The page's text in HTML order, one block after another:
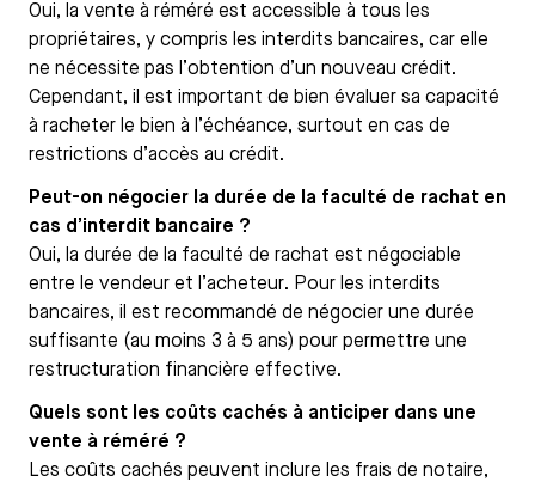
Oui, la vente à réméré est accessible à tous les
propriétaires, y compris les interdits bancaires, car elle
ne nécessite pas l’obtention d’un nouveau crédit.
Cependant, il est important de bien évaluer sa capacité
à racheter le bien à l’échéance, surtout en cas de
restrictions d’accès au crédit.
Peut-on négocier la durée de la faculté de rachat en
cas d’interdit bancaire ?
Oui, la durée de la faculté de rachat est négociable
entre le vendeur et l’acheteur. Pour les interdits
bancaires, il est recommandé de négocier une durée
suffisante (au moins 3 à 5 ans) pour permettre une
restructuration financière effective.
Quels sont les coûts cachés à anticiper dans une
vente à réméré ?
Les coûts cachés peuvent inclure les frais de notaire,